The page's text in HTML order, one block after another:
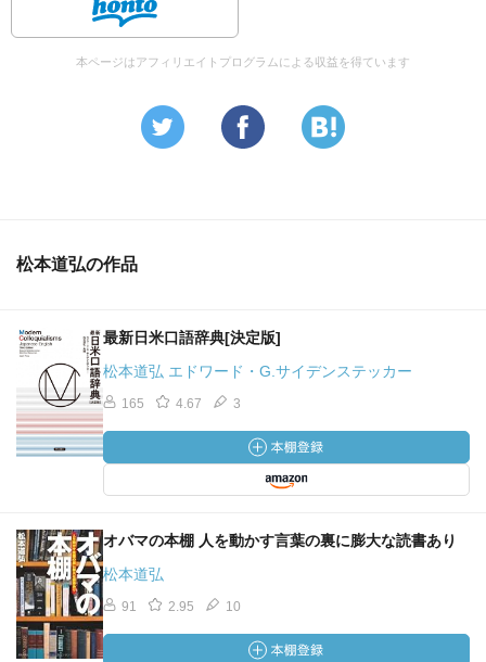
本ページはアフィリエイトプログラムによる収益を得ています
松本道弘の作品
最新日米口語辞典[決定版]
松本道弘 エドワード・G.サイデンステッカー
165 4.67 3
オバマの本棚 人を動かす言葉の裏に膨大な読書あり
松本道弘
91 2.95 10